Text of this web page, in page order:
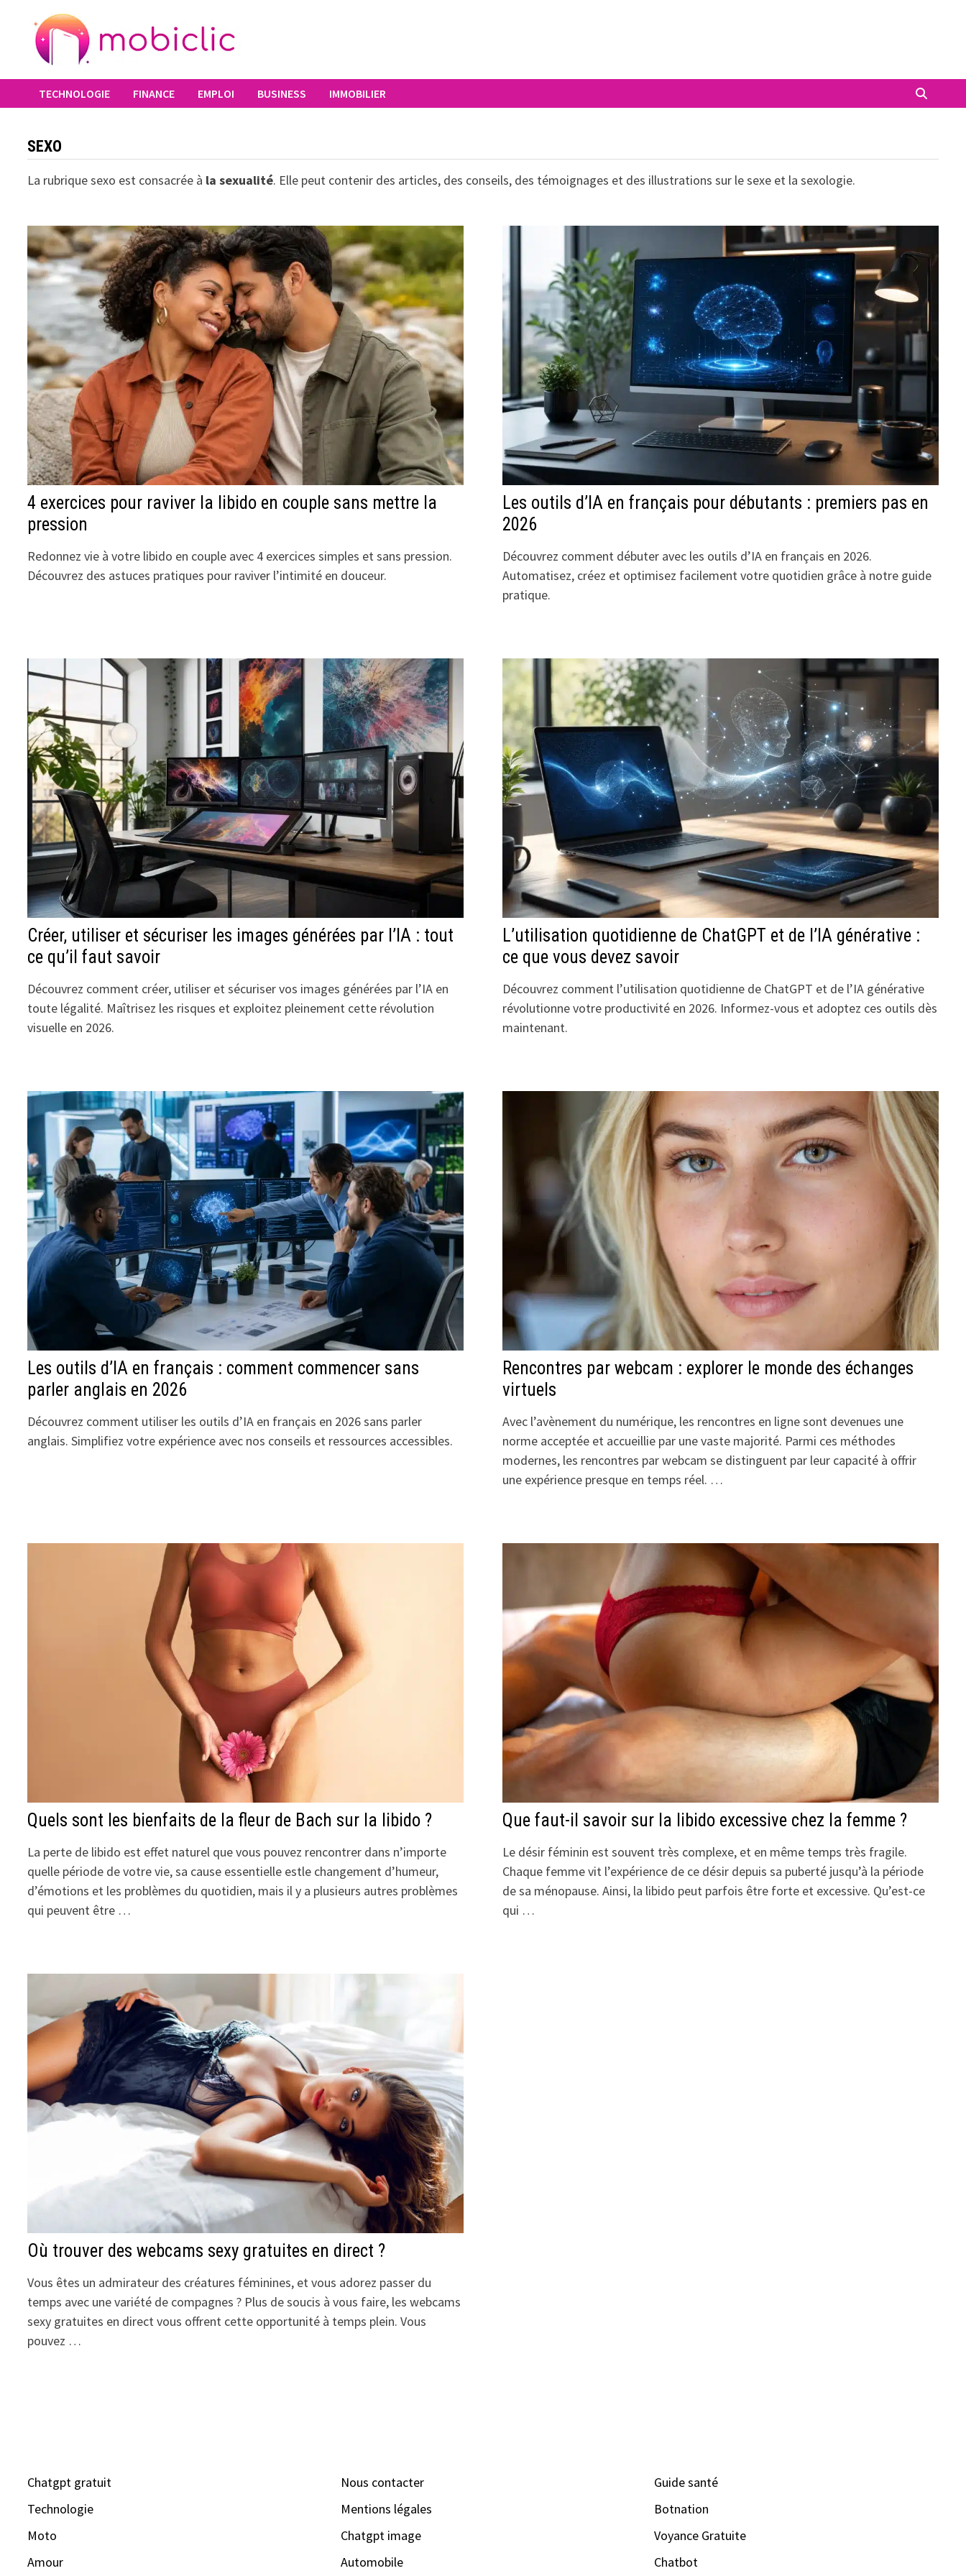
contenu
TECHNOLOGIE FINANCE EMPLOI BUSINESS IMMOBILIER
SEXO
La rubrique sexo est consacrée à la sexualité. Elle peut contenir des articles, des conseils, des témoignages et des illustrations sur le sexe et la sexologie.
4 exercices pour raviver la libido en couple sans mettre la
pression
Redonnez vie à votre libido en couple avec 4 exercices simples et sans pression.
Découvrez des astuces pratiques pour raviver l’intimité en douceur.
Les outils d’IA en français pour débutants : premiers pas en
2026
Découvrez comment débuter avec les outils d’IA en français en 2026.
Automatisez, créez et optimisez facilement votre quotidien grâce à notre guide
pratique.
Créer, utiliser et sécuriser les images générées par l’IA : tout
ce qu’il faut savoir
Découvrez comment créer, utiliser et sécuriser vos images générées par l’IA en
toute légalité. Maîtrisez les risques et exploitez pleinement cette révolution
visuelle en 2026.
L’utilisation quotidienne de ChatGPT et de l’IA générative :
ce que vous devez savoir
Découvrez comment l’utilisation quotidienne de ChatGPT et de l’IA générative
révolutionne votre productivité en 2026. Informez-vous et adoptez ces outils dès
maintenant.
Les outils d’IA en français : comment commencer sans
parler anglais en 2026
Découvrez comment utiliser les outils d’IA en français en 2026 sans parler
anglais. Simplifiez votre expérience avec nos conseils et ressources accessibles.
Rencontres par webcam : explorer le monde des échanges
virtuels
Avec l’avènement du numérique, les rencontres en ligne sont devenues une
norme acceptée et accueillie par une vaste majorité. Parmi ces méthodes
modernes, les rencontres par webcam se distinguent par leur capacité à offrir
une expérience presque en temps réel. …
Quels sont les bienfaits de la fleur de Bach sur la libido ?
La perte de libido est effet naturel que vous pouvez rencontrer dans n’importe
quelle période de votre vie, sa cause essentielle estle changement d’humeur,
d’émotions et les problèmes du quotidien, mais il y a plusieurs autres problèmes
qui peuvent être …
Que faut-il savoir sur la libido excessive chez la femme ?
Le désir féminin est souvent très complexe, et en même temps très fragile.
Chaque femme vit l’expérience de ce désir depuis sa puberté jusqu’à la période
de sa ménopause. Ainsi, la libido peut parfois être forte et excessive. Qu’est-ce
qui …
Où trouver des webcams sexy gratuites en direct ?
Vous êtes un admirateur des créatures féminines, et vous adorez passer du
temps avec une variété de compagnes ? Plus de soucis à vous faire, les webcams
sexy gratuites en direct vous offrent cette opportunité à temps plein. Vous
pouvez …
Chatgpt gratuit
Technologie
Moto
Amour
Nous contacter
Mentions légales
Chatgpt image
Automobile
Guide santé
Botnation
Voyance Gratuite
Chatbot